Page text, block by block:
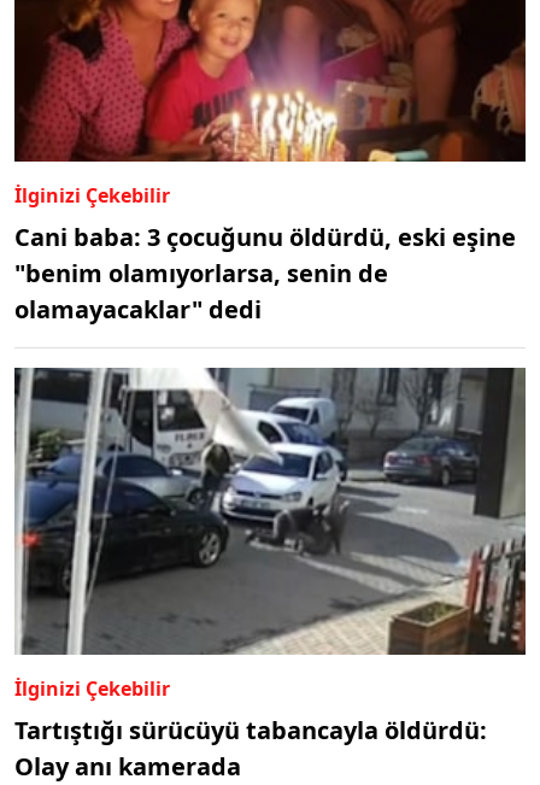
İlginizi Çekebilir
Cani baba: 3 çocuğunu öldürdü, eski eşine
"benim olamıyorlarsa, senin de
olamayacaklar" dedi
İlginizi Çekebilir
Tartıştığı sürücüyü tabancayla öldürdü:
Olay anı kamerada